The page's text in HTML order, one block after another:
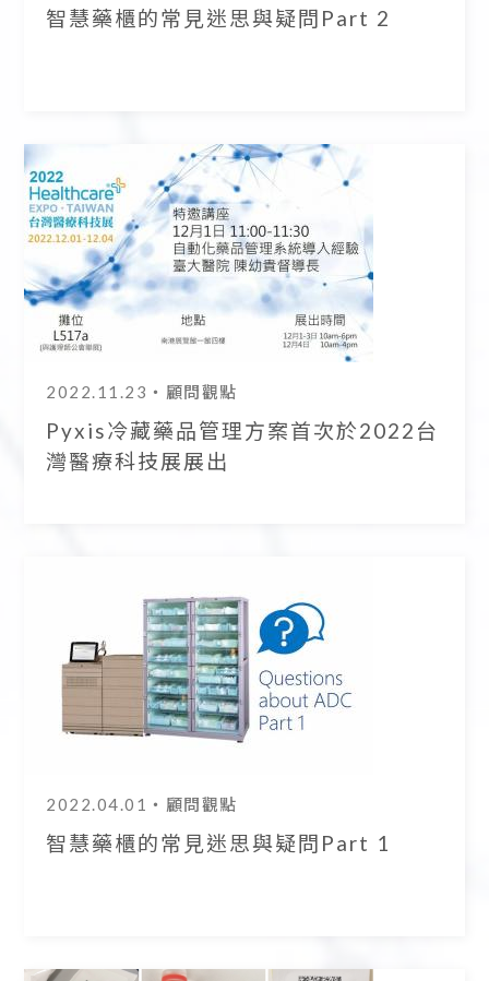
智慧藥櫃的常見迷思與疑問Part 2
2022.11.23 ・顧問觀點
Pyxis冷藏藥品管理方案首次於2022台
灣醫療科技展展出
2022.04.01 ・顧問觀點
智慧藥櫃的常見迷思與疑問Part 1